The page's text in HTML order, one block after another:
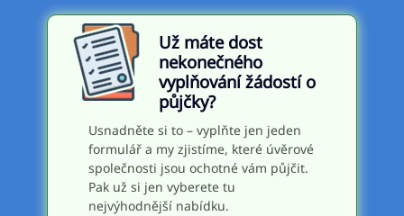
Už máte dost
nekonečného
vyplňování žádostí o
půjčky?
Usnadněte si to – vyplňte jen jeden
formulář a my zjistíme, které úvěrové
společnosti jsou ochotné vám půjčit.
Pak už si jen vyberete tu
nejvýhodnější nabídku.